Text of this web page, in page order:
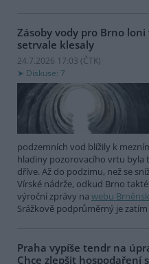
Zásoby vody pro Brno
setrvale klesaly
24.7.2026 17:03 (ČTK)
Diskuse: 7
podzemních vod blížily k
hladiny pozorovacího vrtu byla
dříve. Až do podzimu, než se
Vírské nádrže, odkud Brno
výroční zprávy na webu
Srážkově podprůměrný je
Praha vypíše tendr na
Chce zlepšit hospodaření